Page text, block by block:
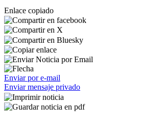
Enlace copiado
Enviar por e-mail
Enviar mensaje privado